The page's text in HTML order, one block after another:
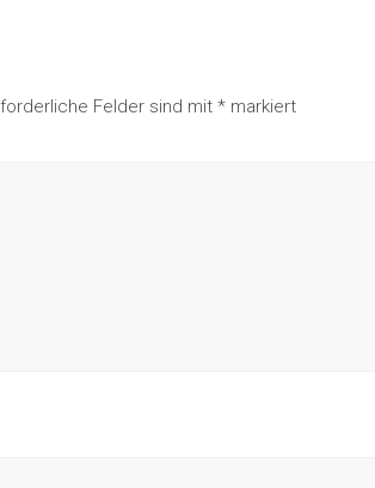
Felder sind mit * markiert